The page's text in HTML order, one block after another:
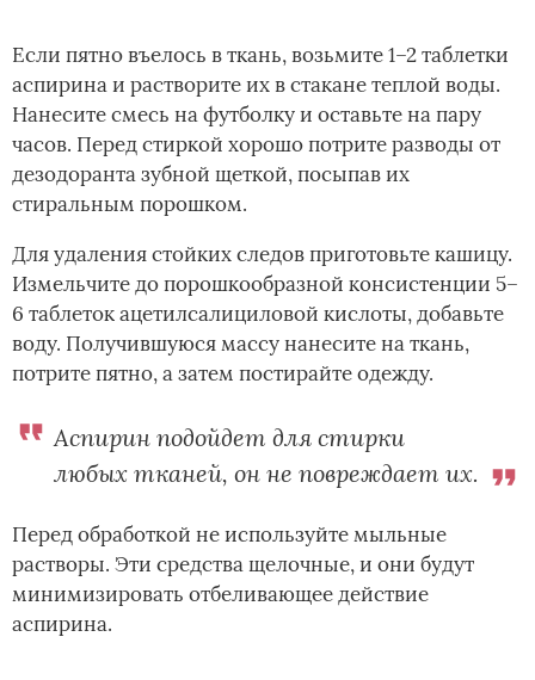
Если пятно въелось в ткань, возьмите 1–2 таблетки
аспирина и растворите их в стакане теплой воды.
Нанесите смесь на футболку и оставьте на пару
часов. Перед стиркой хорошо потрите разводы от
дезодоранта зубной щеткой, посыпав их
стиральным порошком.
Для удаления стойких следов приготовьте кашицу.
Измельчите до порошкообразной консистенции 5–
6 таблеток ацетилсалициловой кислоты, добавьте
воду. Получившуюся массу нанесите на ткань,
потрите пятно, а затем постирайте одежду.
Аспирин подойдет для стирки
любых тканей, он не повреждает их.
Перед обработкой не используйте мыльные
растворы. Эти средства щелочные, и они будут
минимизировать отбеливающее действие
аспирина.